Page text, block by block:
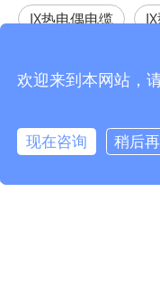
JX热电偶电缆
相关产品
欢迎来到本网站，
现在咨询 稍后